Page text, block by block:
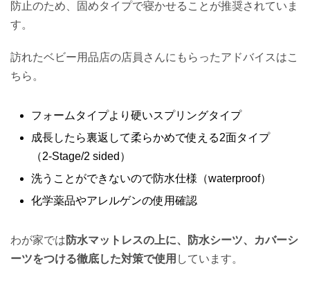
防止のため、固めタイプで寝かせることが推奨されていま
す。
訪れたベビー用品店の店員さんにもらったアドバイスはこ
ちら。
フォームタイプより硬いスプリングタイプ
成長したら裏返して柔らかめで使える2面タイプ
（2-Stage/2 sided）
洗うことができないので防水仕様（waterproof）
化学薬品やアレルゲンの使用確認
わが家では 防水マットレスの上に、防水シーツ、カバーシ
ーツをつける徹底した対策で使用 しています。